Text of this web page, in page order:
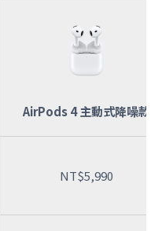
AirPods 4 主動式降噪款
NT$5,990